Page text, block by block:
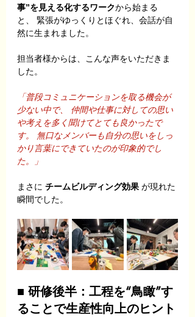
事”を見える化するワークから始まる
と、 緊張がゆっくりとほぐれ、会話が自
然に生まれました。
担当者様からは、こんな声をいただきま
した。
「普段コミュニケーションを取る機会が
少ない中で、 仲間や仕事に対しての思い
や考えを多く聞けてとても良かったで
す。 無口なメンバーも自分の思いをしっ
かり言葉にできていたのが印象的でし
た。」
まさに チームビルディング効果 が現れた
瞬間でした。
■ 研修後半：工程を“鳥瞰”す
ることで生産性向上のヒント